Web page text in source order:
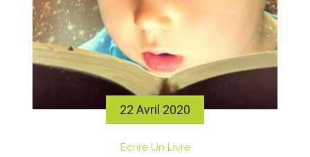
22 Avril 2020
Écrire Un Livre